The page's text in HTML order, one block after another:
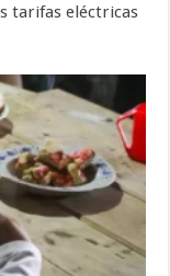
tarifas eléctricas